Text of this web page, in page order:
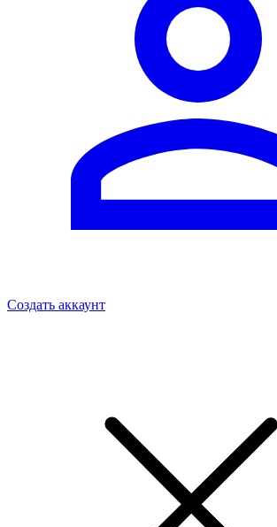
Создать аккаунт